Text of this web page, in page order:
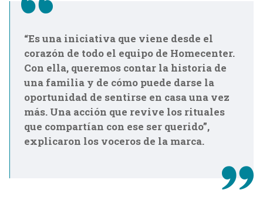
“Es una iniciativa que viene desde el
corazón de todo el equipo de Homecenter.
Con ella, queremos contar la historia de
una familia y de cómo puede darse la
oportunidad de sentirse en casa una vez
más. Una acción que revive los rituales
que compartían con ese ser querido”,
explicaron los voceros de la marca.